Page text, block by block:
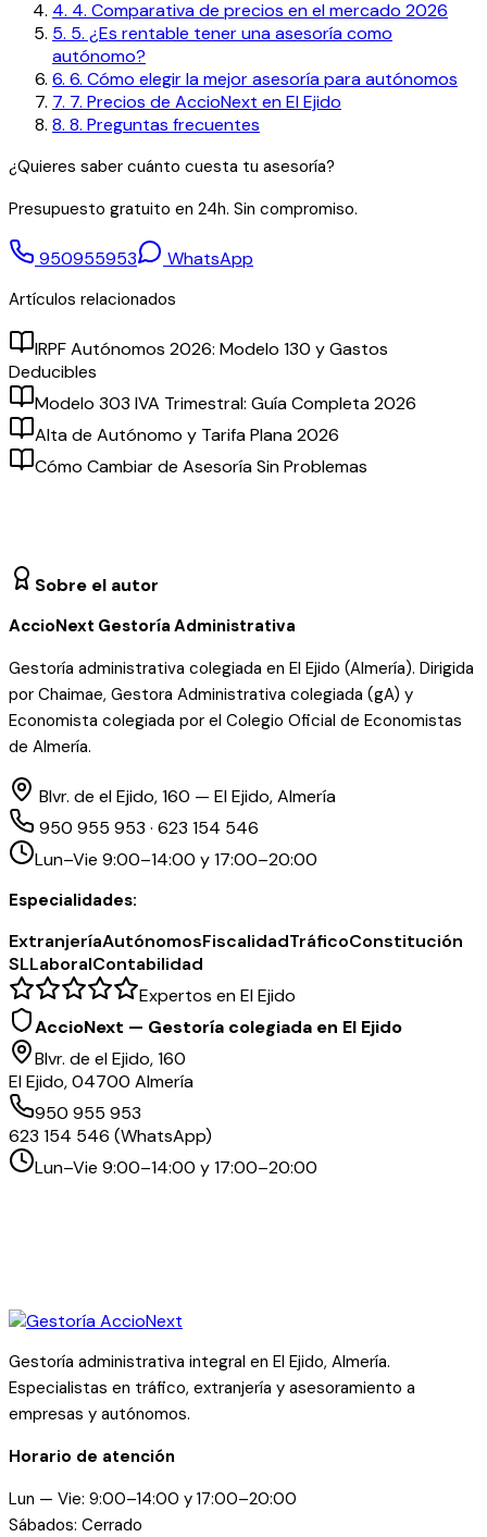
4. 4. Comparativa de precios en el mercado 2026
5. 5. ¿Es rentable tener una asesoría como
autónomo?
6. 6. Cómo elegir la mejor asesoría para autónomos
7. 7. Precios de AccioNext en El Ejido
8. 8. Preguntas frecuentes
¿Quieres saber cuánto cuesta tu asesoría?
Presupuesto gratuito en 24h. Sin compromiso.
950955953 WhatsApp
Artículos relacionados
IRPF Autónomos 2026: Modelo 130 y Gastos
Deducibles
Modelo 303 IVA Trimestral: Guía Completa 2026
Alta de Autónomo y Tarifa Plana 2026
Cómo Cambiar de Asesoría Sin Problemas
Sobre el autor
AccioNext Gestoría Administrativa
Gestoría administrativa colegiada en El Ejido (Almería). Dirigida
por Chaimae, Gestora Administrativa colegiada (gA) y
Economista colegiada por el Colegio Oficial de Economistas
de Almería.
Blvr. de el Ejido, 160 — El Ejido, Almería
950 955 953 · 623 154 546
Lun–Vie 9:00–14:00 y 17:00–20:00
Especialidades:
ExtranjeríaAutónomosFiscalidadTráficoConstitución
SLLaboralContabilidad
Expertos en El Ejido
AccioNext — Gestoría colegiada en El Ejido
Blvr. de el Ejido, 160
El Ejido, 04700 Almería
950 955 953
623 154 546 (WhatsApp)
Lun–Vie 9:00–14:00 y 17:00–20:00
Gestoría administrativa integral en El Ejido, Almería.
Especialistas en tráfico, extranjería y asesoramiento a
empresas y autónomos.
Horario de atención
Lun — Vie: 9:00–14:00 y 17:00–20:00
Sábados: Cerrado